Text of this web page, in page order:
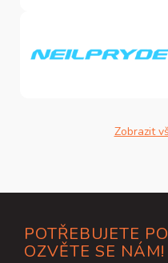
Zobrazit
POTŘEBUJETE
OZVĚTE SE NÁM!